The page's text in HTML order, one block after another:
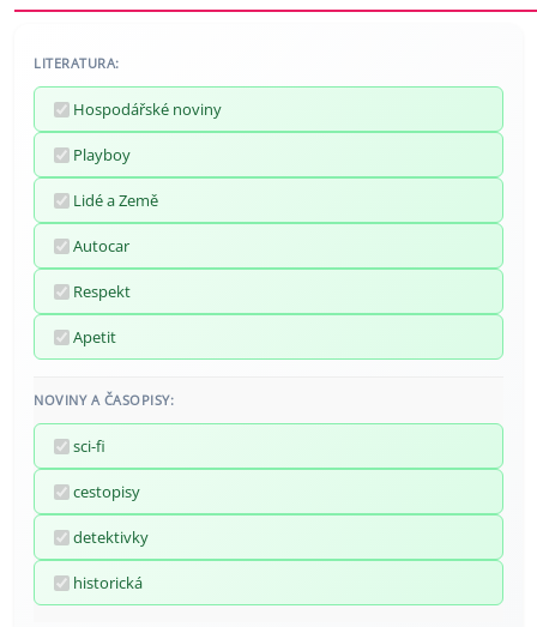
LITERATURA:
Hospodářské noviny
Playboy
Lidé a Země
Autocar
Respekt
Apetit
NOVINY A ČASOPISY:
sci-fi
cestopisy
detektivky
historická